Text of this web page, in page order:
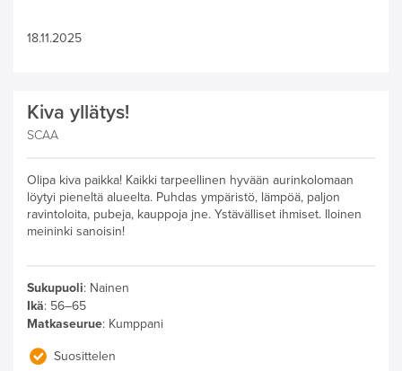
18.11.2025
Kiva yllätys!
SCAA
Olipa kiva paikka! Kaikki tarpeellinen hyvään aurinkolomaan
löytyi pieneltä alueelta. Puhdas ympäristö, lämpöä, paljon
ravintoloita, pubeja, kauppoja jne. Ystävälliset ihmiset. Iloinen
meininki sanoisin!
Sukupuoli: Nainen
Ikä: 56–65
Matkaseurue: Kumppani
Suosittelen